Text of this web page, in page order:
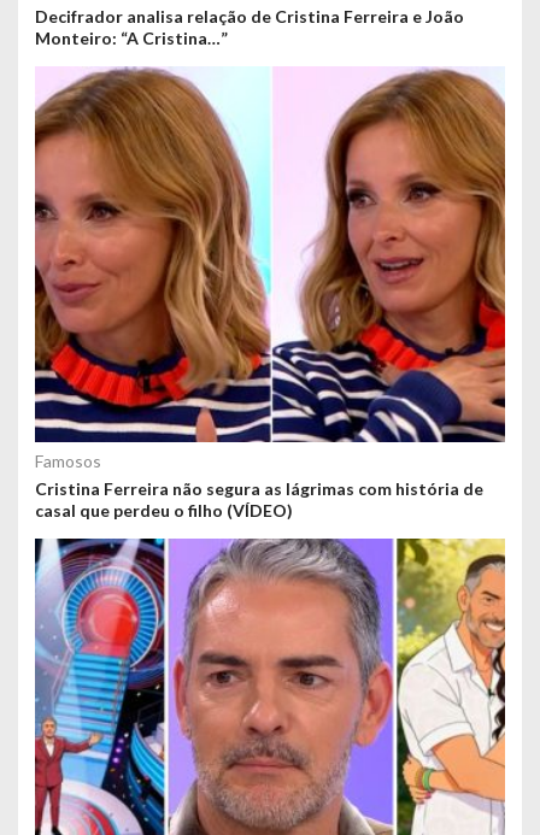
Decifrador analisa relação de Cristina Ferreira e João
Monteiro: “A Cristina…”
Famosos
Cristina Ferreira não segura as lágrimas com história de
casal que perdeu o filho (VÍDEO)